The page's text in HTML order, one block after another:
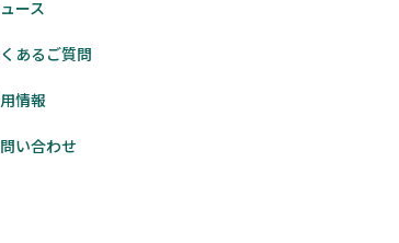
ース
あるご質問
情報
い合わせ